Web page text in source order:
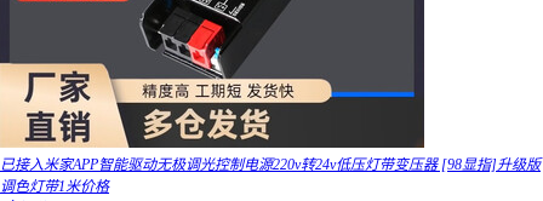
已接入米家APP智能驱动无极调光控制电源220v转24v低压灯带变压器 [98显指]升级版
调色灯带1米价格